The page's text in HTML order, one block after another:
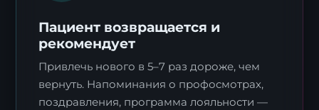
Пациент возвращается и
рекомендует
Привлечь нового в 5–7 раз дороже, чем
вернуть. Напоминания о профосмотрах,
поздравления, программа лояльности —